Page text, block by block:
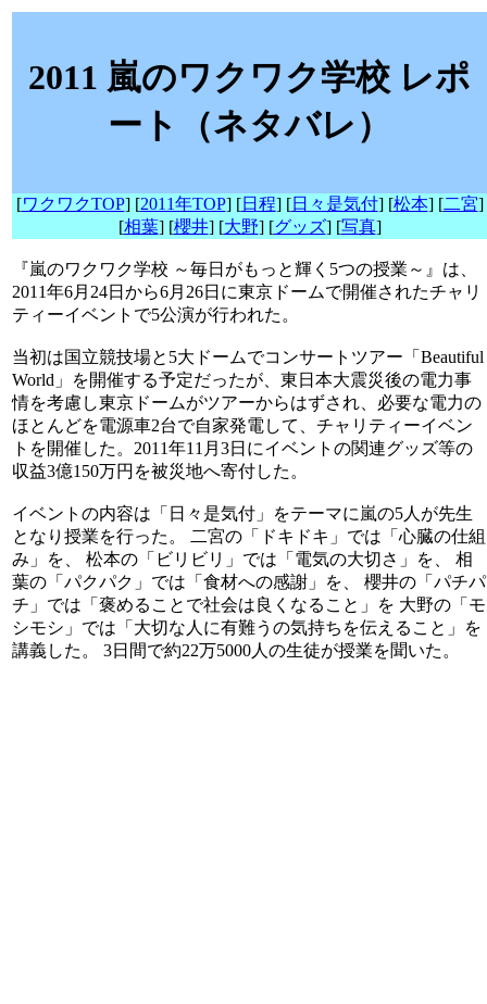
2011 嵐のワクワク学校 レポ
ート（ネタバレ）
[ワクワクTOP] [2011年TOP] [日程] [日々是気付] [松本] [二宮]
[相葉] [櫻井] [大野] [グッズ] [写真]
『嵐のワクワク学校 ～毎日がもっと輝く5つの授業～』は、
2011年6月24日から6月26日に東京ドームで開催されたチャリ
ティーイベントで5公演が行われた。
当初は国立競技場と5大ドームでコンサートツアー「Beautiful
World」を開催する予定だったが、東日本大震災後の電力事
情を考慮し東京ドームがツアーからはずされ、必要な電力の
ほとんどを電源車2台で自家発電して、チャリティーイベン
トを開催した。2011年11月3日にイベントの関連グッズ等の
収益3億150万円を被災地へ寄付した。
イベントの内容は「日々是気付」をテーマに嵐の5人が先生
となり授業を行った。 二宮の「ドキドキ」では「心臓の仕組
み」を、 松本の「ビリビリ」では「電気の大切さ」を、 相
葉の「パクパク」では「食材への感謝」を、 櫻井の「パチパ
チ」では「褒めることで社会は良くなること」を 大野の「モ
シモシ」では「大切な人に有難うの気持ちを伝えること」を
講義した。 3日間で約22万5000人の生徒が授業を聞いた。